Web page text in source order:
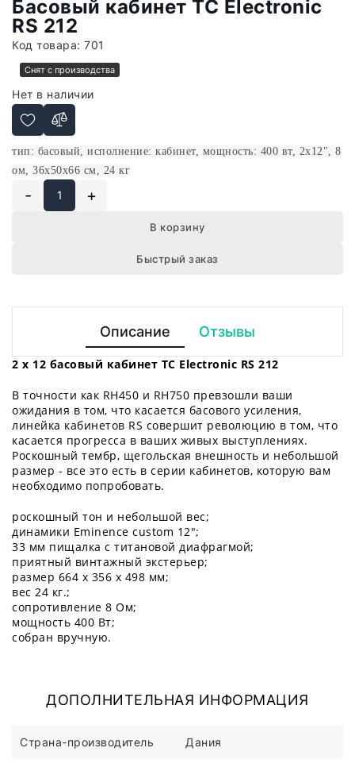
Басовый кабинет TC Electronic
RS 212
Код товара: 701
Снят с производства
Нет в наличии
тип: басовый, исполнение: кабинет, мощность: 400 вт, 2x12", 8
ом, 36x50x66 см, 24 кг
- +
В корзину
Быстрый заказ
Описание Отзывы
2 х 12 басовый кабинет TC Electronic RS 212
В точности как RH450 и RH750 превзошли ваши
ожидания в том, что касается басового усиления,
линейка кабинетов RS совершит революцию в том, что
касается прогресса в ваших живых выступлениях.
Роскошный тембр, щегольская внешность и небольшой
размер - все это есть в серии кабинетов, которую вам
необходимо попробовать.
роскошный тон и небольшой вес;
динамики Eminence custom 12";
33 мм пищалка с титановой диафрагмой;
приятный винтажный экстерьер;
размер 664 x 356 x 498 мм;
вес 24 кг.;
сопротивление 8 Ом;
мощность 400 Вт;
собран вручную.
ДОПОЛНИТЕЛЬНАЯ ИНФОРМАЦИЯ
Страна-производитель Дания